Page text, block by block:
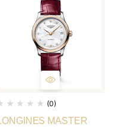
(0)
MASTER